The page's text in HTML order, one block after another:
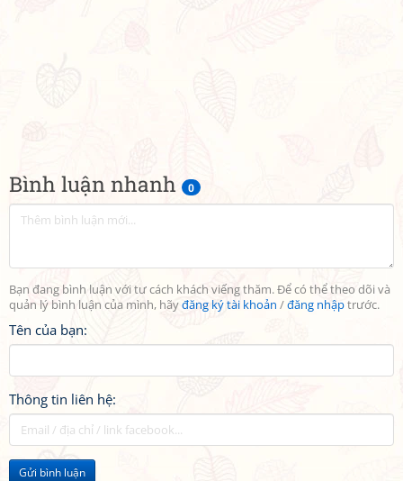
Bình luận nhanh 0
Bạn đang bình luận với tư cách khách viếng thăm. Để có thể theo dõi và
quản lý bình luận của mình, hãyđăng ký tài khoản /đăng nhậptrước.
Tên của bạn:
Thông tin liên hệ:
Gửi bình luận